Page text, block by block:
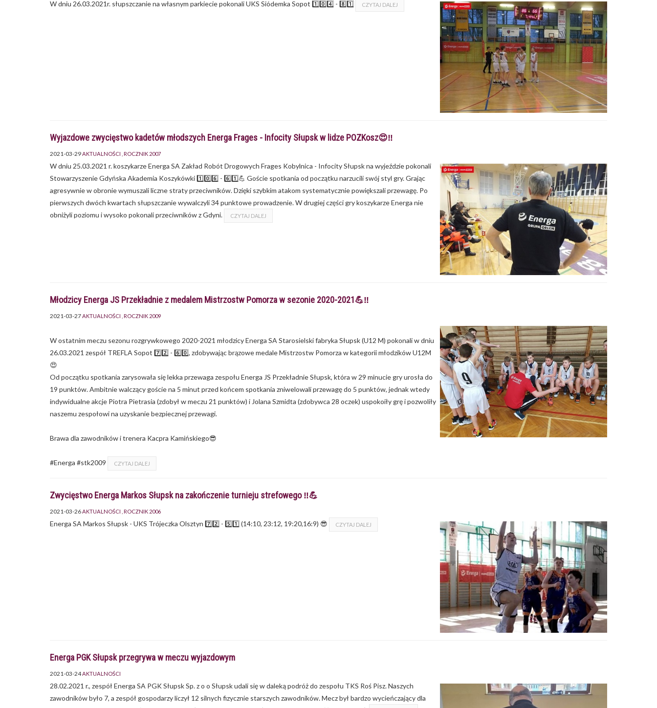
W dniu 26.03.2021r. słupszczanie na własnym parkiecie pokonali UKS Siódemka Sopot 1️⃣0️⃣4️⃣ - 8️⃣1️⃣ CZYTAJ DALEJ
Wyjazdowe zwycięstwo kadetów młodszych Energa Frages - Infocity Słupsk w lidze POZKosz😍‼
2021-03-29AKTUALNOŚCI ROCZNIK 2007
W dniu 25.03.2021 r. koszykarze Energa SA Zakład Robót Drogowych Frages Kobylnica - Infocity Słupsk na wyjeździe pokonali
Stowarzyszenie Gdyńska Akademia Koszykówki 1️⃣0️⃣6️⃣ - 6️⃣1️⃣💪 Goście spotkania od początku narzucili swój styl gry. Grając
agresywnie w obronie wymuszali liczne straty przeciwników. Dzięki szybkim atakom systematycznie powiększali przewagę. Po
pierwszych dwóch kwartach słupszczanie wywalczyli 34 punktowe prowadzenie. W drugiej części gry koszykarze Energa nie
obniżyli poziomu i wysoko pokonali przeciwników z Gdyni.
CZYTAJ DALEJ
Młodzicy Energa JS Przekładnie z medalem Mistrzostw Pomorza w sezonie 2020-2021💪‼
2021-03-27AKTUALNOŚCI ROCZNIK 2009
W ostatnim meczu sezonu rozgrywkowego 2020-2021 młodzicy Energa SA Starosielski fabryka Słupsk (U12 M) pokonali w dniu
26.03.2021 zespół TREFLA Sopot 7️⃣2️⃣ - 6️⃣0️⃣, zdobywając brązowe medale Mistrzostw Pomorza w kategorii młodzików U12M
😍
Od początku spotkania zarysowała się lekka przewaga zespołu Energa JS Przekładnie Słupsk, która w 29 minucie gry urosła do
19 punktów. Ambitnie walczący goście na 5 minut przed końcem spotkania zniwelowali przewagę do 5 punktów, jednak wtedy
indywidualne akcje Piotra Pietrasia (zdobył w meczu 21 punktów) i Jolana Szmidta (zdobywca 28 oczek) uspokoiły grę i pozwoliły
naszemu zespołowi na uzyskanie bezpiecznej przewagi.
Brawa dla zawodników i trenera Kacpra Kamińskiego😎
#Energa #stk2009 CZYTAJ DALEJ
Zwycięstwo Energa Markos Słupsk na zakończenie turnieju strefowego ‼💪
2021-03-26AKTUALNOŚCI ROCZNIK 2006
Energa SA Markos Słupsk - UKS Trójeczka Olsztyn 7️⃣2️⃣ - 5️⃣1️⃣ (14:10, 23:12, 19:20,16:9) 😎 CZYTAJ DALEJ
Energa PGK Słupsk przegrywa w meczu wyjazdowym
2021-03-24AKTUALNOŚCI
28.02.2021 r., zespół Energa SA PGK Słupsk Sp. z o o Słupsk udali się w daleką podróż do zespołu TKS Roś Pisz. Naszych
zawodników było 7, a zespół gospodarzy liczył 12 silnych fizycznie starszych zawodników. Mecz był bardzo wycieńczający dla